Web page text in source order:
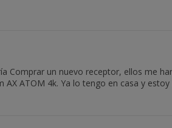
Comprar un nuevo receptor, ellos me
ATOM 4k. Ya lo tengo en casa y